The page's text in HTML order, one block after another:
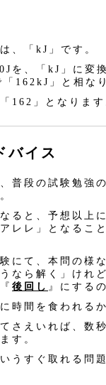
、「kJ」です。
を、「kJ」に変換
162kJ」と相な
162」となります
バイス
普段の試験勉強
ると、予想以上
レレ」となるこ
にて、本問の様
なら解く」けれ
後回し 』にする
時間を食われるか
さえいれば、数秒
す。
うすぐ取れる問